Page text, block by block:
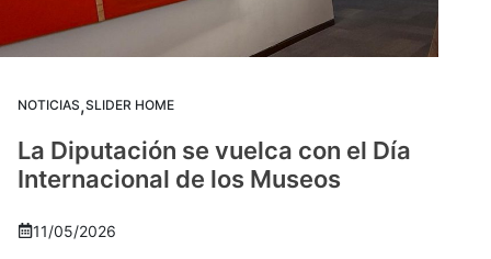
NOTICIAS,SLIDER HOME
La Diputación se vuelca con el Día
Internacional de los Museos
11/05/2026